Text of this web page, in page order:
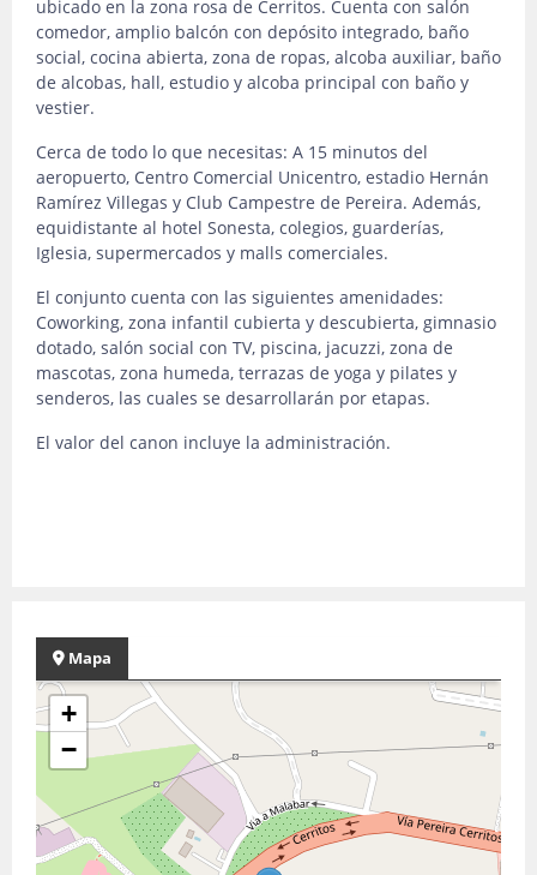
ubicado en la zona rosa de Cerritos. Cuenta con salón
comedor, amplio balcón con depósito integrado, baño
social, cocina abierta, zona de ropas, alcoba auxiliar, baño
de alcobas, hall, estudio y alcoba principal con baño y
vestier.
Cerca de todo lo que necesitas: A 15 minutos del
aeropuerto, Centro Comercial Unicentro, estadio Hernán
Ramírez Villegas y Club Campestre de Pereira. Además,
equidistante al hotel Sonesta, colegios, guarderías,
Iglesia, supermercados y malls comerciales.
El conjunto cuenta con las siguientes amenidades:
Coworking, zona infantil cubierta y descubierta, gimnasio
dotado, salón social con TV, piscina, jacuzzi, zona de
mascotas, zona humeda, terrazas de yoga y pilates y
senderos, las cuales se desarrollarán por etapas.
El valor del canon incluye la administración.
Mapa
+
−